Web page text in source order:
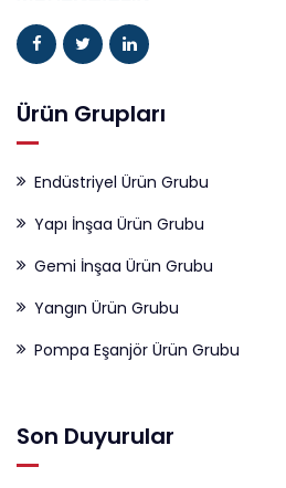
Ürün Grupları
Endüstriyel Ürün Grubu
Yapı İnşaa Ürün Grubu
Gemi İnşaa Ürün Grubu
Yangın Ürün Grubu
Pompa Eşanjör Ürün Grubu
Son Duyurular